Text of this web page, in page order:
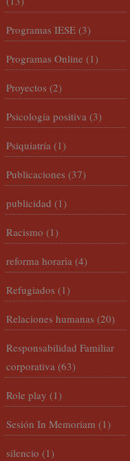
Programas IESE (3)
Programas Online (1)
Proyectos (2)
Psicología positiva (3)
Psiquiatría (1)
Publicaciones (37)
publicidad (1)
Racismo (1)
reforma horaria (4)
Refugiados (1)
Relaciones humanas (20)
Responsabilidad Familiar
corporativa (63)
Role play (1)
Sesión In Memoriam (1)
silencio (1)